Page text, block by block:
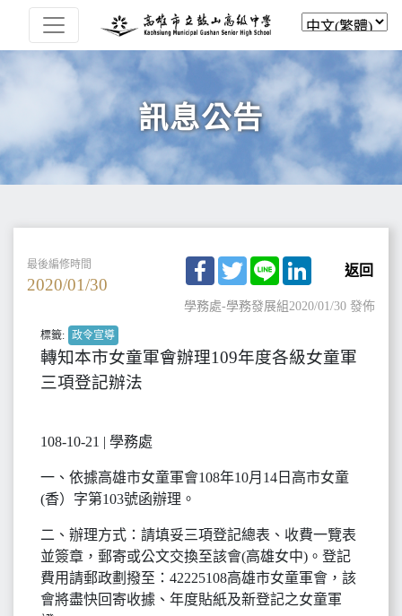
訊息公告
最後編修時間
2020/01/30
Facebook
TwitterLine LinkedIn
返回
學務處-學務發展組2020/01/30 發佈
標籤: 政令宣導
轉知本市女童軍會辦理109年度各級女童軍
三項登記辦法
108-10-21 | 學務處
一、依據高雄市女童軍會108年10月14日高市女童
(香）字第103號函辦理。
二、辦理方式：請填妥三項登記總表、收費一覽表
並簽章，郵寄或公文交換至該會(高雄女中)。登記
費用請郵政劃撥至：42225108高雄市女童軍會，該
會將盡快回寄收據、年度貼紙及新登記之女童軍